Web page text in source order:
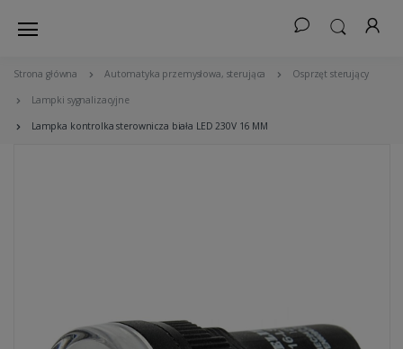
Strona główna Automatyka przemysłowa, sterująca Osprzęt sterujący
Lampki sygnalizacyjne
Lampka kontrolka sterownicza biała LED 230V 16 MM